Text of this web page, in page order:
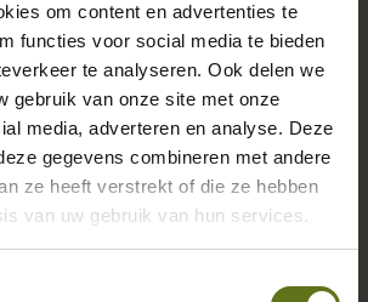
om content en advertenties te
functies voor social media te bieden
te analyseren. Ook delen we
gebruik van onze site met onze
media, adverteren en analyse. Deze
gegevens combineren met andere
ze heeft verstrekt of die ze hebben
van uw gebruik van hun services.
vs
...